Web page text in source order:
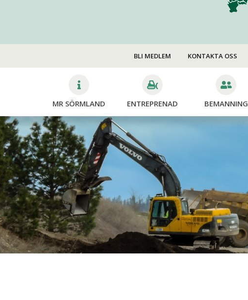
Transport & Lyft
Mark & Anläggning
Trädfällning &
Beskärning
Skog
Mina sidor
Avverkning
Dikning
Plantering
Röjning
Skotning
BLI MEDLEM KONTAKTA OSS
MR SÖRMLAND ENTREPRENAD BEMANNING